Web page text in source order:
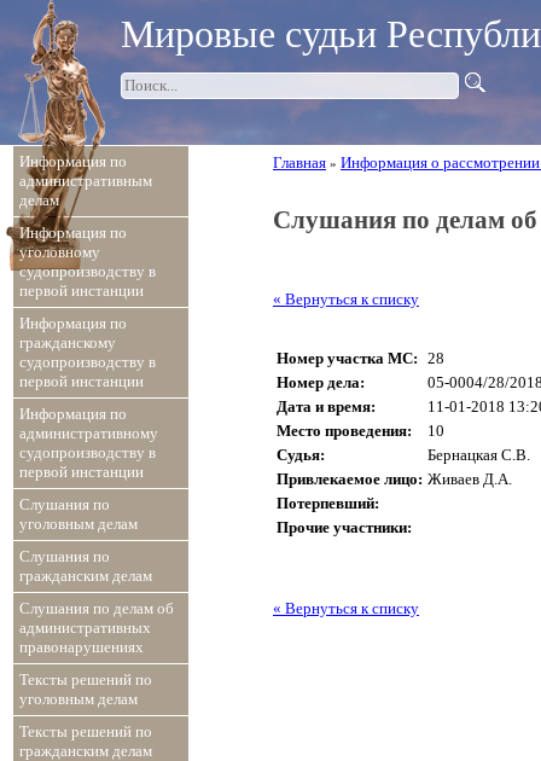
Информация по
административным
делам
Информация по
уголовному
судопроизводству в
первой инстанции
Информация по
гражданскому
судопроизводству в
первой инстанции
Информация по
административному
судопроизводству в
первой инстанции
Слушания по
уголовным делам
Слушания по
гражданским делам
Слушания по делам об
административных
правонарушениях
Тексты решений по
уголовным делам
Тексты решений по
гражданским делам
Мировые судьи
Главная » Информация о рассмотрении
Слушания по делам
« Вернуться к списку
Номер участка МС: 28
Номер дела:
05-0004/28/
Дата и время:
11-01-2018
Место проведения:
10
Судья:
Бернацкая С.В.
Привлекаемое лицо: Живаев Д.А.
Потерпевший:
Прочие участники:
« Вернуться к списку